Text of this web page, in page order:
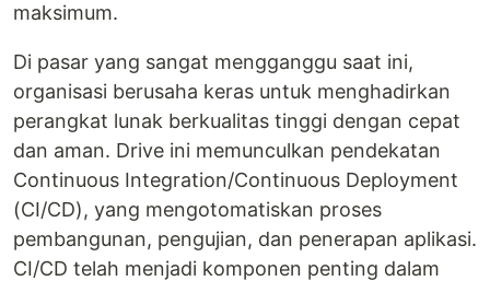
maksimum.
Di pasar yang sangat mengganggu saat ini,
organisasi berusaha keras untuk menghadirkan
perangkat lunak berkualitas tinggi dengan cepat
dan aman. Drive ini memunculkan pendekatan
Continuous Integration/Continuous Deployment
(CI/CD), yang mengotomatiskan proses
pembangunan, pengujian, dan penerapan aplikasi.
CI/CD telah menjadi komponen penting dalam